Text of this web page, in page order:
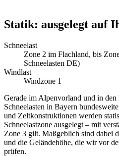
Statik: ausgelegt auf
Schneelast
Zone 2 im Flachland, bis
Schneelasten DE)
Windlast
Windzone 1
Gerade im Alpenvorland und in den
Schneelasten in Bayern
und Zeltkonstruktionen werden
Schneelastzone ausgelegt – mit
Zone 3 gilt. Maßgeblich sind dabei
und die Geländehöhe, die wir vor
prüfen.